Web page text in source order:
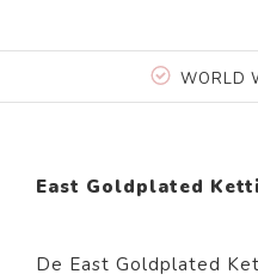
WORLD
East Goldplated
De East Goldplated